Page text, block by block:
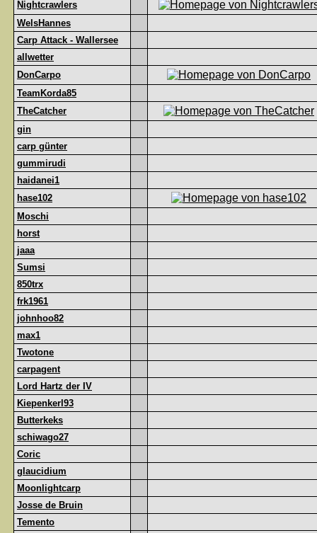
Nightcrawlers
WelsHannes
Carp Attack - Wallersee
allwetter
DonCarpo
TeamKorda85
TheCatcher
gin
carp günter
gummirudi
haidanei1
hase102
Moschi
horst
jaaa
Sumsi
850trx
frk1961
johnhoo82
max1
Twotone
carpagent
Lord Hartz der IV
Kiepenkerl93
Butterkeks
schiwago27
Coric
glaucidium
Moonlightcarp
Josse de Bruin
Temento